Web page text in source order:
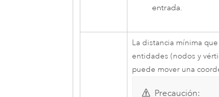
entrada.
La distancia mínima
entidades (nodos y
puede mover una
Precaución: